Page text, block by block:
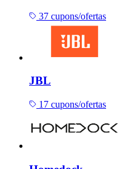
37 cupons/ofertas
JBL
17 cupons/ofertas